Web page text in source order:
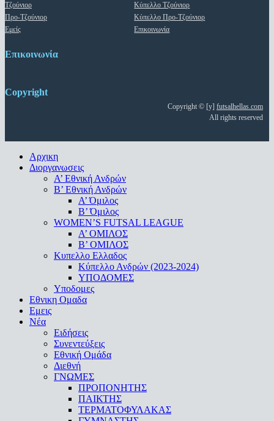
Τζούνιορ
Προ-Τζούνιορ
Εμείς
Κύπελλο Τζούνιορ
Κύπελλο Προ-Τζούνιορ
Επικοινωνία
Επικοινωνία
Copyright
Copyright © [y] futsalhellas.com
All rights reserved
Close
Menu
Αρχικη
Διοργανωσεις
Α’ Εθνική Ανδρών
Β’ Εθνική Ανδρών
A’ Όμιλος
Β’ Όμιλος
WOMEN’S FUTSAL LEAGUE
A’ ΟΜΙΛΟΣ
Β’ ΟΜΙΛΟΣ
Κυπελλο Ελλαδος
Κύπελλο Ανδρών (2023-2024)
ΥΠΟΔΟΜΕΣ
Υποδομες
Εθνικη Ομαδα
Εμεις
Νέα
Ειδήσεις
Συνεντεύξεις
Εθνική Ομάδα
Διεθνή
ΓΝΩΜΕΣ
ΠΡΟΠΟΝΗΤΗΣ
ΠΑΙΚΤΗΣ
ΤΕΡΜΑΤΟΦΥΛΑΚΑΣ